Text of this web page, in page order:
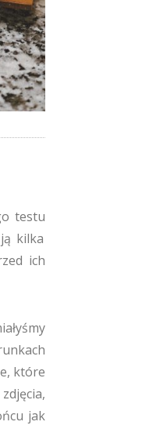
testu
kilka
ich
które
jak